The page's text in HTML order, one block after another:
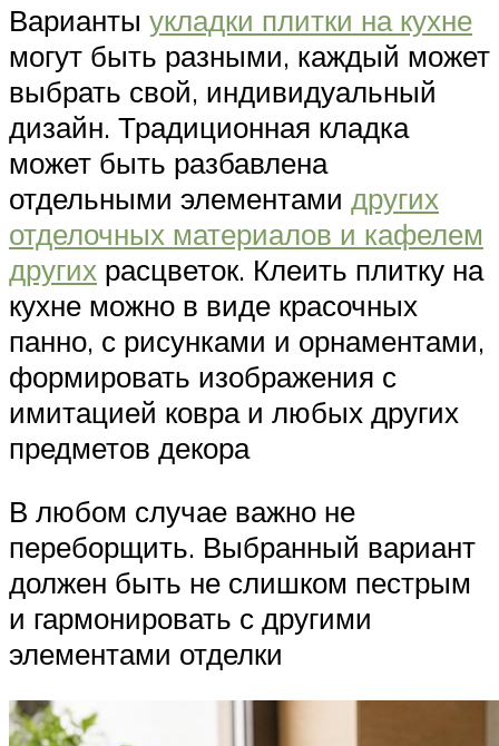
Варианты укладки плитки на кухне
могут быть разными, каждый может
выбрать свой, индивидуальный
дизайн. Традиционная кладка
может быть разбавлена
отдельными элементами других
отделочных материалов и кафелем
других расцветок. Клеить плитку на
кухне можно в виде красочных
панно, с рисунками и орнаментами,
формировать изображения с
имитацией ковра и любых других
предметов декора
В любом случае важно не
переборщить. Выбранный вариант
должен быть не слишком пестрым
и гармонировать с другими
элементами отделки